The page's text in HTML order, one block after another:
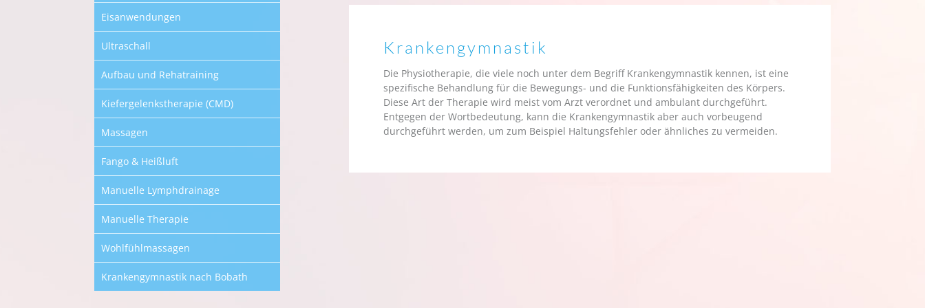
Eisanwendungen
Ultraschall
Aufbau und Rehatraining
Kiefergelenkstherapie (CMD)
Massagen
Fango & Heißluft
Manuelle Lymphdrainage
Manuelle Therapie
Wohlfühlmassagen
Krankengymnastik nach Bobath
Krankengymnastik
Die Physiotherapie, die viele noch unter dem Begriff Krankengymnastik kennen, ist eine
spezifische Behandlung für die Bewegungs- und die Funktionsfähigkeiten des Körpers.
Diese Art der Therapie wird meist vom Arzt verordnet und ambulant durchgeführt.
Entgegen der Wortbedeutung, kann die Krankengymnastik aber auch vorbeugend
durchgeführt werden, um zum Beispiel Haltungsfehler oder ähnliches zu vermeiden.